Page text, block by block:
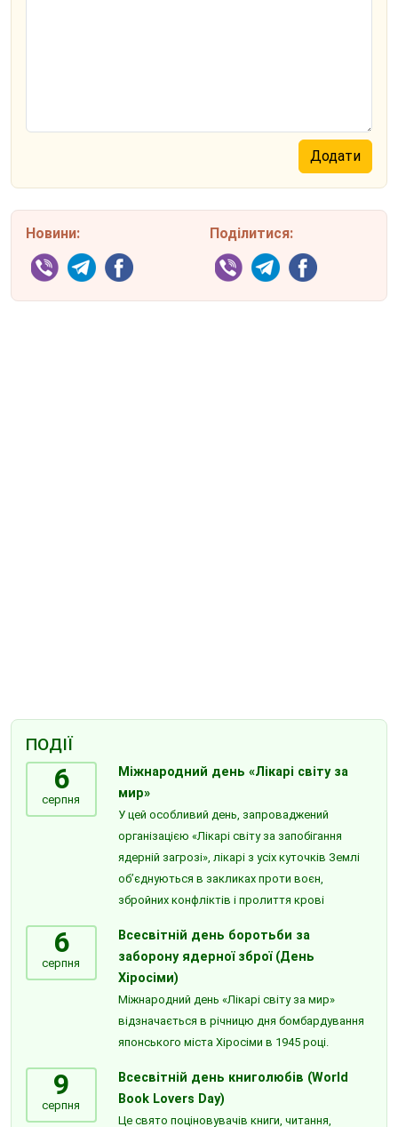
Новини: Поділитися:
ПОДІЇ
6
серпня
Міжнародний день «Лікарі світу за
мир»
У цей особливий день, запроваджений
організацією «Лікарі світу за запобігання
ядерній загрозі», лікарі з усіх куточків Землі
об’єднуються в закликах проти воєн,
збройних конфліктів і пролиття крові
6
серпня
Всесвітній день боротьби за
заборону ядерної зброї (День
Хіросіми)
Міжнародний день «Лікарі світу за мир»
відзначається в річницю дня бомбардування
японського міста Хіросіми в 1945 році.
9
серпня
Всесвітній день книголюбів (World
Book Lovers Day)
Це свято поціновувачів книги, читання,